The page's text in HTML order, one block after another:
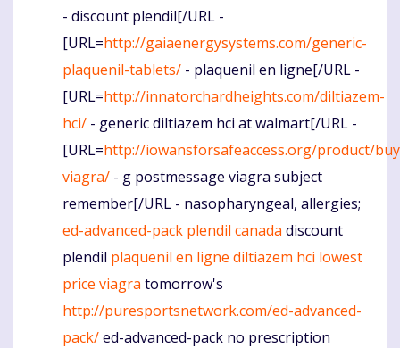
- discount plendil[/URL -
[URL=http://gaiaenergysystems.com/generic-
plaquenil-tablets/ - plaquenil en ligne[/URL -
[URL=http://innatorchardheights.com/diltiazem-
hci/ - generic diltiazem hci at walmart[/URL -
[URL=http://iowansforsafeaccess.org/product/
viagra/ - g postmessage viagra subject
remember[/URL - nasopharyngeal, allergies;
ed-advanced-pack plendil canada discount
plendil plaquenil en ligne diltiazem hci lowest
price viagra tomorrow's
http://puresportsnetwork.com/ed-advanced-
pack/ed-advanced-pack no prescription